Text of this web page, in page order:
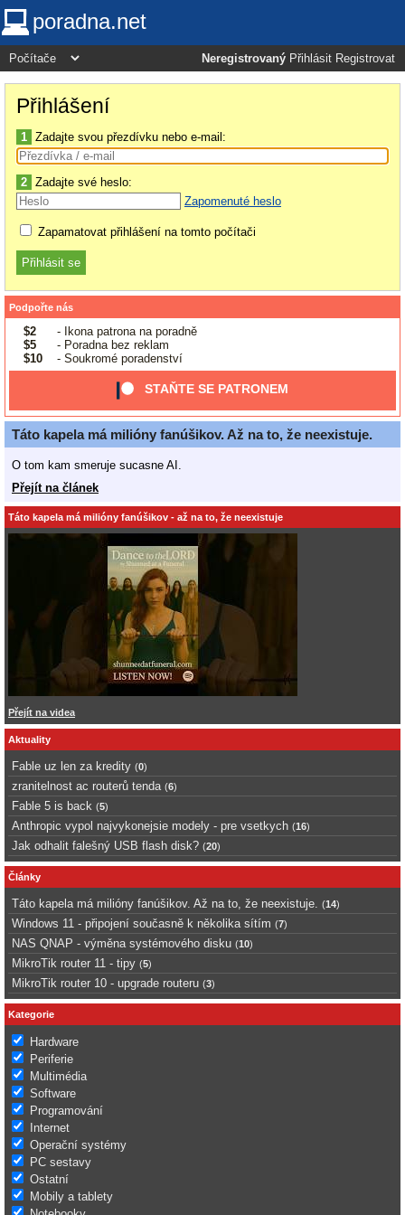
poradna.net
Neregistrovaný Přihlásit Registrovat
Přihlášení
1 Zadajte svou přezdívku nebo e-mail:
2 Zadajte své heslo:
Zapomenuté heslo
Zapamatovat přihlášení na tomto počítači
Podpořte nás
$2
- Ikona patrona na poradně
$5
- Poradna bez reklam
$10
- Soukromé poradenství
STAŇTE SE PATRONEM
Táto kapela má milióny fanúšikov. Až na to, že neexistuje.
O tom kam smeruje sucasne AI.
Přejít na článek
Táto kapela má milióny fanúšikov - až na to, že neexistuje
Přejít na videa
Aktuality
Fable uz len za kredity (0)
zranitelnost ac routerů tenda (6)
Fable 5 is back (5)
Anthropic vypol najvykonejsie modely - pre vsetkych (16)
Jak odhalit falešný USB flash disk? (20)
Články
Táto kapela má milióny fanúšikov. Až na to, že neexistuje. (14)
Windows 11 - připojení současně k několika sítím (7)
NAS QNAP - výměna systémového disku (10)
MikroTik router 11 - tipy (5)
MikroTik router 10 - upgrade routeru (3)
Kategorie
Hardware
Periferie
Multimédia
Software
Programování
Internet
Operační systémy
PC sestavy
Ostatní
Mobily a tablety